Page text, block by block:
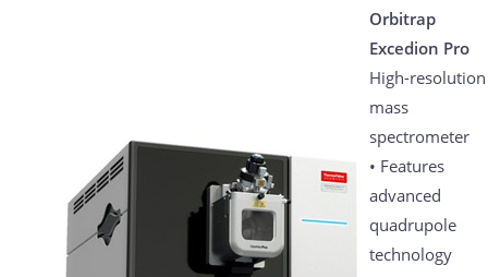
Orbitrap
Excedion Pro
High-resolution
mass
spectrometer
• Features
advanced
quadrupole
technology